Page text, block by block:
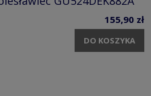
155,90 zł
DO KOSZYKA